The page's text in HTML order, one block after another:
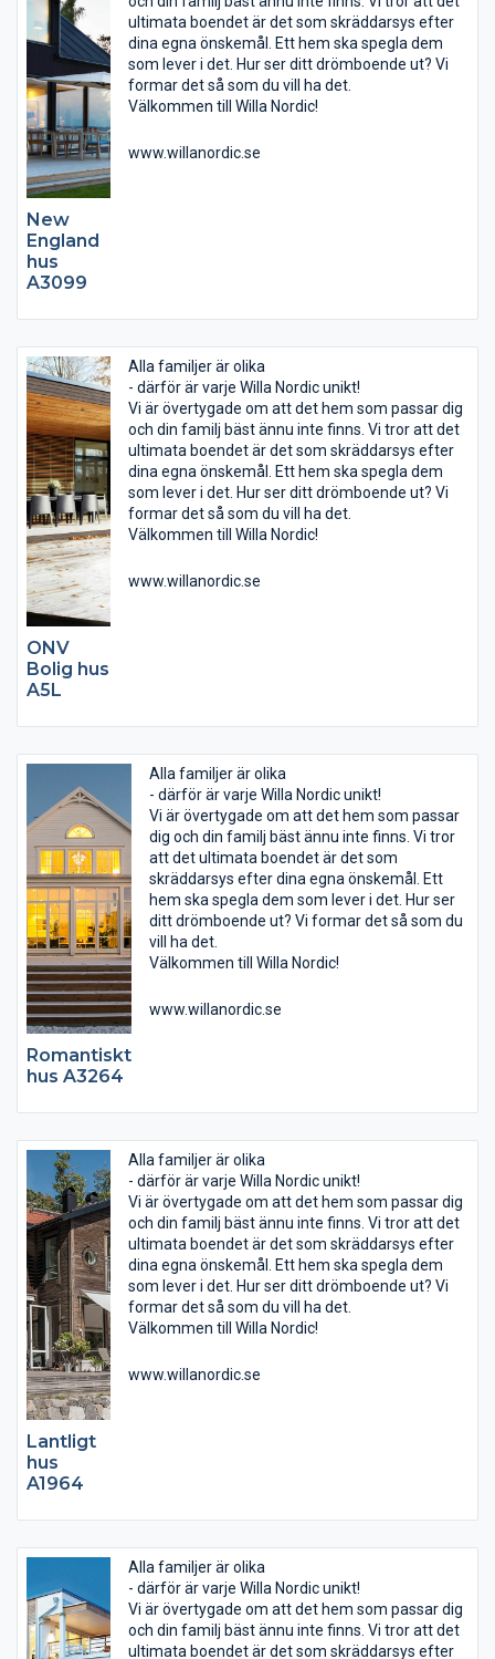
New
England
hus
A3099
ultimata boendet är det som skräddarsys efter
dina egna önskemål. Ett hem ska spegla dem
som lever i det. Hur ser ditt drömboende ut? Vi
formar det så som du vill ha det.
Välkommen till Willa Nordic!
www.willanordic.se
ONV
Bolig hus
A5L
Alla familjer är olika
- därför är varje Willa Nordic unikt!
Vi är övertygade om att det hem som passar dig
och din familj bäst ännu inte finns. Vi tror att det
ultimata boendet är det som skräddarsys efter
dina egna önskemål. Ett hem ska spegla dem
som lever i det. Hur ser ditt drömboende ut? Vi
formar det så som du vill ha det.
Välkommen till Willa Nordic!
www.willanordic.se
Romantiskt
hus A3264
Alla familjer är olika
- därför är varje Willa Nordic unikt!
Vi är övertygade om att det hem som passar
dig och din familj bäst ännu inte finns. Vi tror
att det ultimata boendet är det som
skräddarsys efter dina egna önskemål. Ett
hem ska spegla dem som lever i det. Hur ser
ditt drömboende ut? Vi formar det så som du
vill ha det.
Välkommen till Willa Nordic!
www.willanordic.se
Lantligt
hus
A1964
Alla familjer är olika
- därför är varje Willa Nordic unikt!
Vi är övertygade om att det hem som passar dig
och din familj bäst ännu inte finns. Vi tror att det
ultimata boendet är det som skräddarsys efter
dina egna önskemål. Ett hem ska spegla dem
som lever i det. Hur ser ditt drömboende ut? Vi
formar det så som du vill ha det.
Välkommen till Willa Nordic!
www.willanordic.se
Alla familjer är olika
- därför är varje Willa Nordic unikt!
Vi är övertygade om att det hem som passar dig
och din familj bäst ännu inte finns. Vi tror att det
ultimata boendet är det som skräddarsys efter